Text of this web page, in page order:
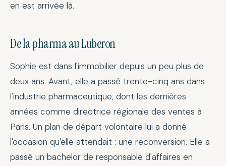
en est arrivée là.
De la pharma au Luberon
Sophie est dans l'immobilier depuis un peu plus de
deux ans. Avant, elle a passé trente-cinq ans dans
l'industrie pharmaceutique, dont les dernières
années comme directrice régionale des ventes à
Paris. Un plan de départ volontaire lui a donné
l'occasion qu'elle attendait : une reconversion. Elle a
passé un bachelor de responsable d'affaires en